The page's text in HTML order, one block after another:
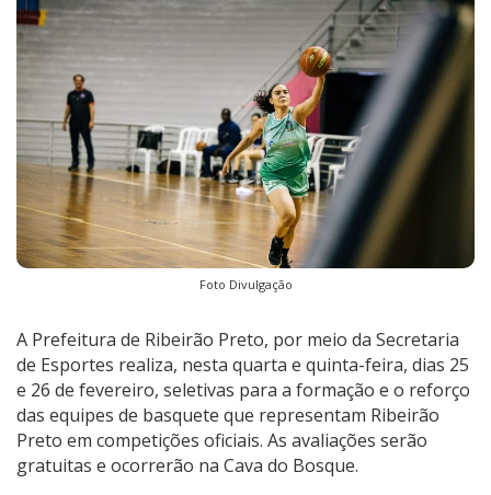
Foto Divulgação
A Prefeitura de Ribeirão Preto, por meio da Secretaria
de Esportes realiza, nesta quarta e quinta-feira, dias 25
e 26 de fevereiro, seletivas para a formação e o reforço
das equipes de basquete que representam Ribeirão
Preto em competições oficiais. As avaliações serão
gratuitas e ocorrerão na Cava do Bosque.